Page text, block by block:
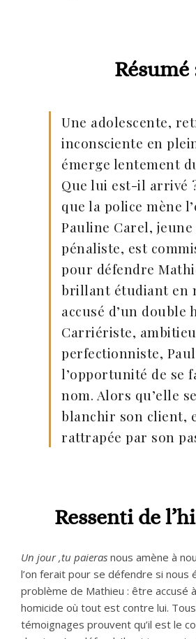
Résumé
Une adolescente,
inconsciente en
émerge lentement
Que lui est-il arrivé
que la police mène
Pauline Carel, jeune
pénaliste, est
pour défendre
brillant étudiant en
accusé d’un double
Carriériste,
perfectionniste,
l’opportunité de se
nom. Alors qu’elle
blanchir son client,
rattrapée par son
Ressenti de
Un jour ,tu paieras nous amène à
l’on ferait pour se défendre si nous
problème de Mathieu : être accusé
homicide où tout est contre lui.
témoignages prouvent qu’il est le